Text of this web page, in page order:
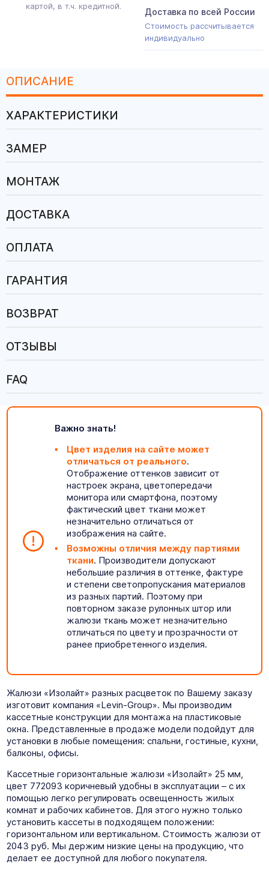
картой, в т.ч. кредитной.
Доставка по всей России
Стоимость рассчитывается
индивидуально
ОПИСАНИЕ
ХАРАКТЕРИСТИКИ
ЗАМЕР
МОНТАЖ
ДОСТАВКА
ОПЛАТА
ГАРАНТИЯ
ВОЗВРАТ
ОТЗЫВЫ
FAQ
Важно знать!
Цвет изделия на сайте может
отличаться от реального.
Отображение оттенков зависит от
настроек экрана, цветопередачи
монитора или смартфона, поэтому
фактический цвет ткани может
незначительно отличаться от
изображения на сайте.
Возможны отличия между партиями
ткани. Производители допускают
небольшие различия в оттенке, фактуре
и степени светопропускания материалов
из разных партий. Поэтому при
повторном заказе рулонных штор или
жалюзи ткань может незначительно
отличаться по цвету и прозрачности от
ранее приобретенного изделия.
Жалюзи «Изолайт» разных расцветок по Вашему заказу
изготовит компания «Levin-Group». Мы производим
кассетные конструкции для монтажа на пластиковые
окна. Представленные в продаже модели подойдут для
установки в любые помещения: спальни, гостиные, кухни,
балконы, офисы.
Кассетные горизонтальные жалюзи «Изолайт» 25 мм,
цвет 772093 коричневый удобны в эксплуатации – с их
помощью легко регулировать освещенность жилых
комнат и рабочих кабинетов. Для этого нужно только
установить кассеты в подходящем положении:
горизонтальном или вертикальном. Стоимость жалюзи от
2043 руб. Мы держим низкие цены на продукцию, что
делает ее доступной для любого покупателя.